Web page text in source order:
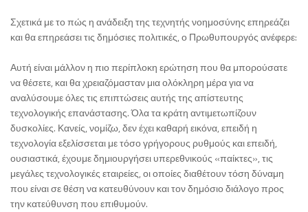
Σχετικά με το πώς η ανάδειξη της τεχνητής νοημοσύνης επηρεάζει
και θα επηρεάσει τις δημόσιες πολιτικές, ο Πρωθυπουργός ανέφερε:
Αυτή είναι μάλλον η πιο περίπλοκη ερώτηση που θα μπορούσατε
να θέσετε, και θα χρειαζόμασταν μια ολόκληρη μέρα για να
αναλύσουμε όλες τις επιπτώσεις αυτής της απίστευτης
τεχνολογικής επανάστασης. Όλα τα κράτη αντιμετωπίζουν
δυσκολίες. Κανείς, νομίζω, δεν έχει καθαρή εικόνα, επειδή η
τεχνολογία εξελίσσεται με τόσο γρήγορους ρυθμούς και επειδή,
ουσιαστικά, έχουμε δημιουργήσει υπερεθνικούς «παίκτες», τις
μεγάλες τεχνολογικές εταιρείες, οι οποίες διαθέτουν τόση δύναμη
που είναι σε θέση να κατευθύνουν και τον δημόσιο διάλογο προς
την κατεύθυνση που επιθυμούν.